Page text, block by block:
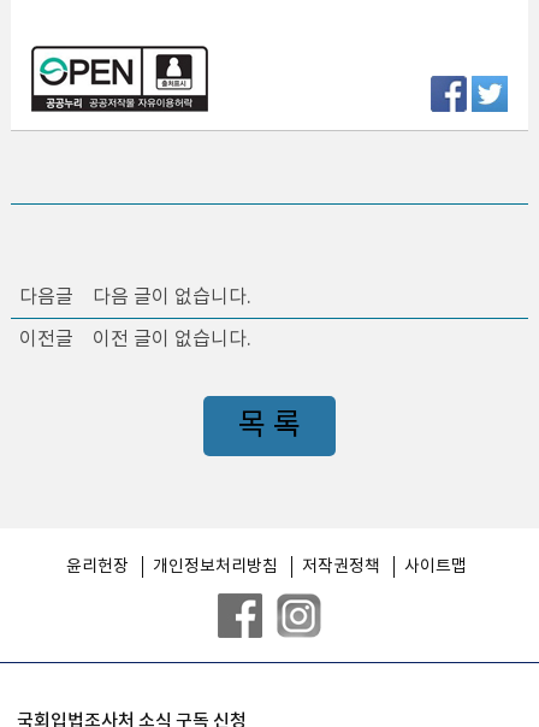
다음글
다음 글이 없습니다.
이전글
이전 글이 없습니다.
목 록
윤리헌장 개인정보처리방침 저작권정책 사이트맵
국회입법조사처 소식 구독 신청